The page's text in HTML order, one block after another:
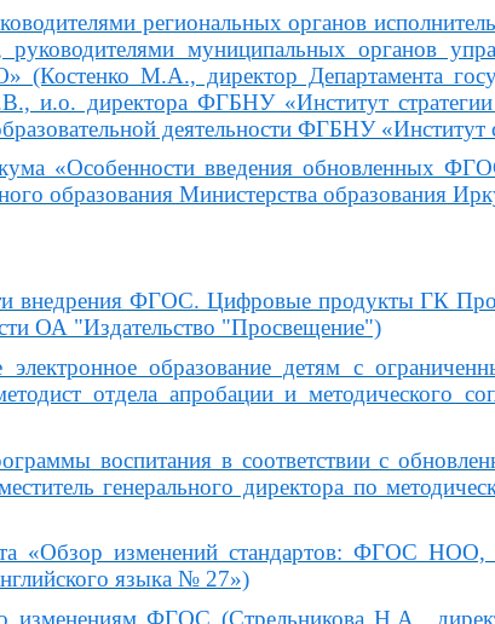
региональных органов
руководителями муниципальных органов
М.А., директор Департамента
и.о. директора ФГБНУ «Институт
деятельности ФГБНУ
«Особенности введения
образования Министерства образования
внедрения ФГОС. Цифровые продукты ГК
ОА "Издательство "Просвещение")
электронное образование детям с
отдела апробации и методического
воспитания в соответствии с
генерального директора по
«Обзор изменений стандартов: ФГОС
языка № 27»)
изменениям ФГОС (Стрельникова Н.А.,